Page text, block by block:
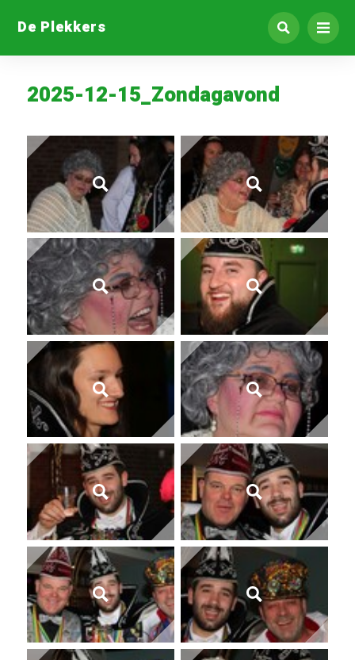
De Plekkers
2025-12-15_Zondagavond